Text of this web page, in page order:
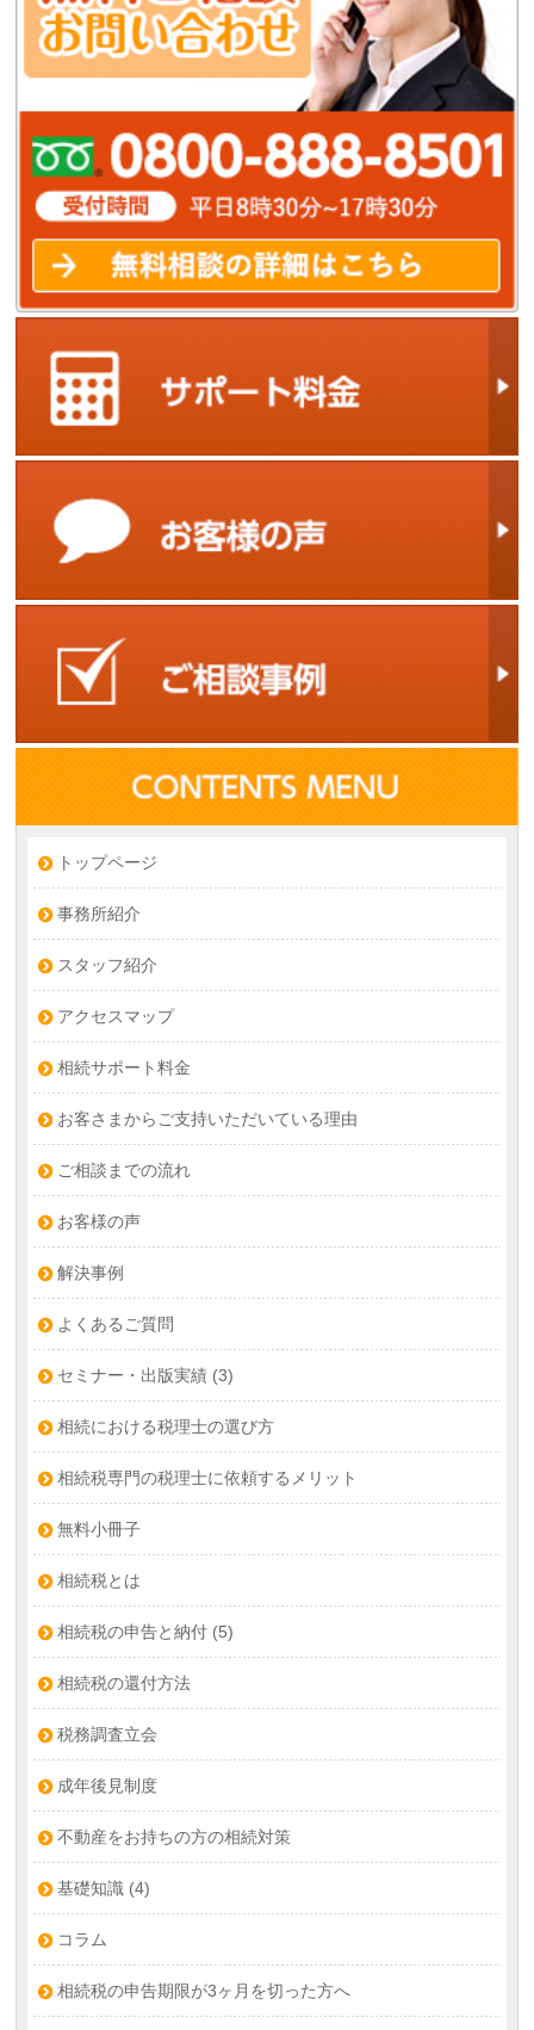
トップページ
事務所紹介
スタッフ紹介
アクセスマップ
相続サポート料金
お客さまからご支持いただいている理由
ご相談までの流れ
お客様の声
解決事例
よくあるご質問
セミナー・出版実績 (3)
相続における税理士の選び方
相続税専門の税理士に依頼するメリット
無料小冊子
相続税とは
相続税の申告と納付 (5)
相続税の還付方法
税務調査立会
成年後見制度
不動産をお持ちの方の相続対策
基礎知識 (4)
コラム
相続税の申告期限が3ヶ月を切った方へ